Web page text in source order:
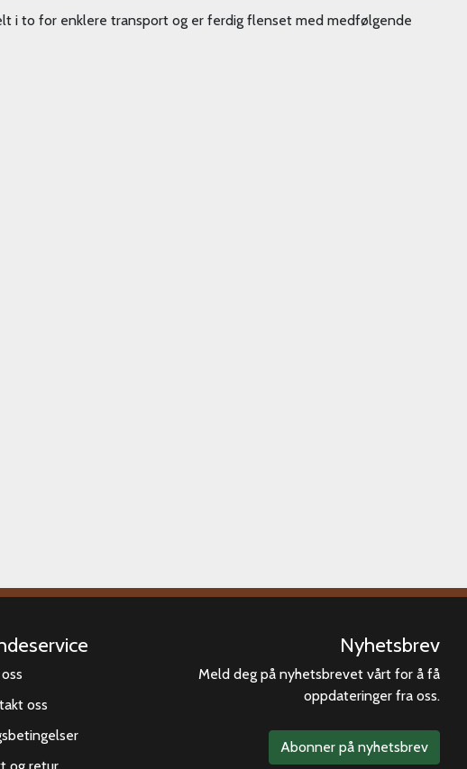
i to for enklere transport og er ferdig flenset med medfølgende
oss
Nyhetsbrev
Meld deg på nyhetsbrevet vårt for å få
oppdateringer fra oss.
Abonner på nyhetsbrev